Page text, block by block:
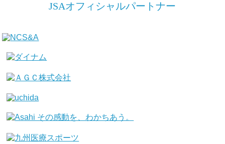
JSAオフィシャルパートナー